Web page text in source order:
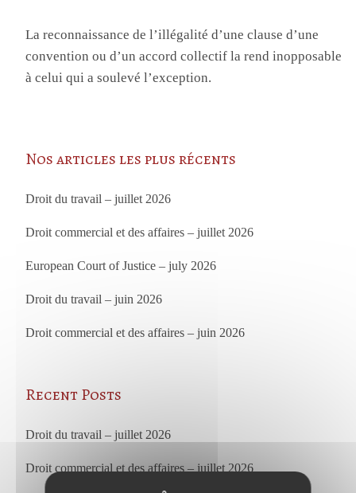
La reconnaissance de l’illégalité d’une clause d’une
convention ou d’un accord collectif la rend inopposable
à celui qui a soulevé l’exception.
Nos articles les plus récents
Droit du travail – juillet 2026
Droit commercial et des affaires – juillet 2026
European Court of Justice – july 2026
Droit du travail – juin 2026
Droit commercial et des affaires – juin 2026
Recent Posts
Droit du travail – juillet 2026
Droit commercial et des affaires – juillet 2026